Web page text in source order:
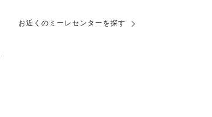
お近くのミーレセンターを探す